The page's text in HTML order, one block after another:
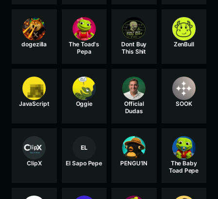
dogezilla
The Toad's
Pepa
Dont Buy
This Shit
ZenBull
JavaScript Oggie
Official
Dudas
SOOK
ClipX
EL
El Sapo Pepe PENGU1N
The Baby
Toad Pepe